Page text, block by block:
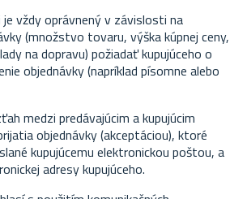
je vždy oprávnený v závislosti na
(množstvo tovaru, výška kúpnej ceny,
na dopravu) požiadať kupujúceho o
objednávky (napríklad písomne alebo
medzi predávajúcim a kupujúcim
objednávky (akceptáciou), ktoré
kupujúcemu elektronickou poštou, a
adresy kupujúceho.